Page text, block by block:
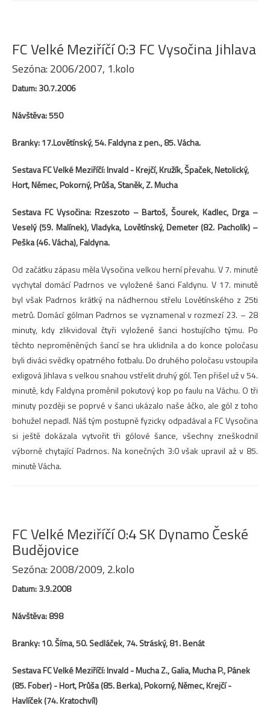
FC Velké Meziříčí 0:3 FC Vysočina Jihlava
Sezóna: 2006/2007, 1.kolo
Datum: 30.7.2006
Návštěva: 550
Branky: 17.Lovětínský, 54. Faldyna z pen., 85. Vácha.
Sestava FC Velké Meziříčí: Invald - Krejčí, Kružík, Špaček, Netolický,
Hort, Němec, Pokorný, Průša, Staněk, Z. Mucha
Sestava FC Vysočina: Rzeszoto – Bartoš, Šourek, Kadlec, Drga –
Veselý (59. Malínek), Vladyka, Lovětínský, Demeter (82. Pacholík) –
Peška (46. Vácha), Faldyna.
Od začátku zápasu měla Vysočina velkou herní převahu. V 7. minutě
vychytal domácí Padrnos ve vyložené šanci Faldynu. V 17. minutě
byl však Padrnos krátký na nádhernou střelu Lovětínského z 25ti
metrů. Domácí gólman Padrnos se vyznamenal v rozmezí 23. – 28
minuty, kdy zlikvidoval čtyři vyložené šanci hostujícího týmu. Po
těchto neproměněných šancí se hra uklidnila a do konce poločasu
byli diváci svědky opatrného fotbalu. Do druhého poločasu vstoupila
exligová Jihlava s velkou snahou vstřelit druhý gól. Ten přišel už v 54.
minutě, kdy Faldyna proměnil pokutový kop po faulu na Váchu. O tři
minuty později se poprvé v šanci ukázalo naše áčko, ale gól z toho
bohužel nepadl. Náš tým postupně fyzicky odpadával a FC Vysočina
si ještě dokázala vytvořit tři gólové šance, všechny zneškodnil
výborně chytající Padrnos. Na konečných 3:0 však upravil až v 85.
minutě Vácha.
FC Velké Meziříčí 0:4 SK Dynamo České
Budějovice
Sezóna: 2008/2009, 2.kolo
Datum: 3.9.2008
Návštěva: 898
Branky: 10. Šíma, 50. Sedláček, 74. Stráský, 81. Benát
Sestava FC Velké Meziříčí: Invald - Mucha Z., Galia, Mucha P., Pánek
(85. Fober) - Hort, Průša (85. Berka), Pokorný, Němec, Krejčí -
Havlíček (74. Kratochvíl)